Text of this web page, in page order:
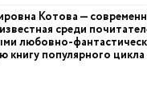
Котова —
среди
любовно-
книгу популярного